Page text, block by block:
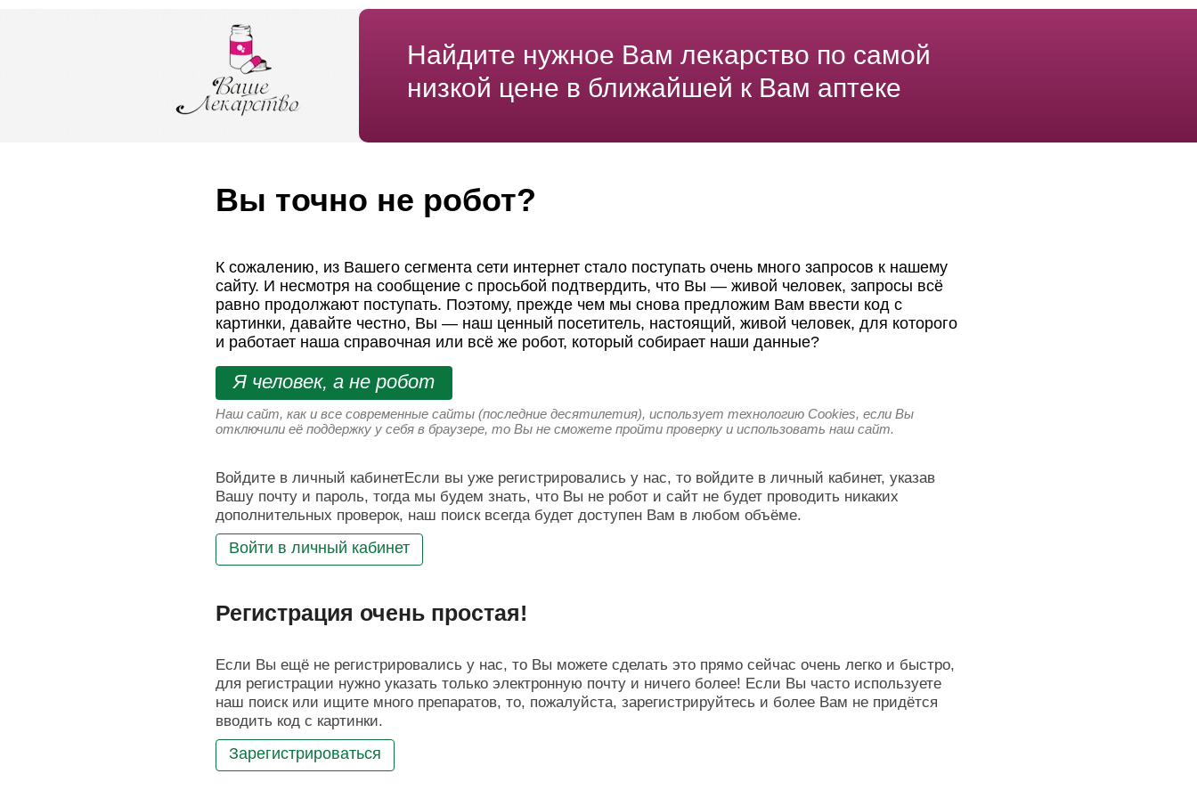
Найдите нужное Вам лекарство по самой
низкой цене в ближайшей к Вам аптеке
Вы точно не робот?
К сожалению, из Вашего сегмента сети интернет стало поступать очень много запросов к нашему
сайту. И несмотря на сообщение с просьбой подтвердить, что Вы — живой человек, запросы всё
равно продолжают поступать. Поэтому, прежде чем мы снова предложим Вам ввести код с
картинки, давайте честно, Вы — наш ценный посетитель, настоящий, живой человек, для которого
и работает наша справочная или всё же робот, который собирает наши данные?
Я человек, а не робот
Наш сайт, как и все современные сайты (последние десятилетия), использует технологию Cookies, если Вы
отключили её поддержку у себя в браузере, то Вы не сможете пройти проверку и использовать наш сайт.
Войдите в личный кабинетЕсли вы уже регистрировались у нас, то войдите в личный кабинет, указав
Вашу почту и пароль, тогда мы будем знать, что Вы не робот и сайт не будет проводить никаких
дополнительных проверок, наш поиск всегда будет доступен Вам в любом объёме.
Войти в личный кабинет
Регистрация очень простая!
Если Вы ещё не регистрировались у нас, то Вы можете сделать это прямо сейчас очень легко и быстро,
для регистрации нужно указать только электронную почту и ничего более! Если Вы часто используете
наш поиск или ищите много препаратов, то, пожалуйста, зарегистрируйтесь и более Вам не придётся
вводить код с картинки.
Зарегистрироваться